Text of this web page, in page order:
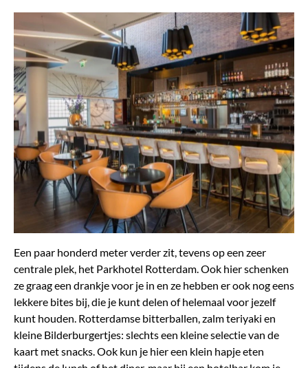
Een paar honderd meter verder zit, tevens op een zeer
centrale plek, het Parkhotel Rotterdam. Ook hier schenken
ze graag een drankje voor je in en ze hebben er ook nog eens
lekkere bites bij, die je kunt delen of helemaal voor jezelf
kunt houden. Rotterdamse bitterballen, zalm teriyaki en
kleine Bilderburgertjes: slechts een kleine selectie van de
kaart met snacks. Ook kun je hier een klein hapje eten